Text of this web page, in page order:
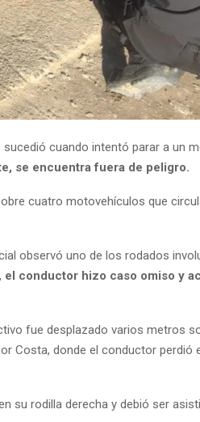
sucedió cuando intentó parar a un
se encuentra fuera de peligro.
cuatro motovehículos que
observó uno de los rodados
el conductor hizo caso omiso y
fue desplazado varios metros
Costa, donde el conductor
su rodilla derecha y debió ser